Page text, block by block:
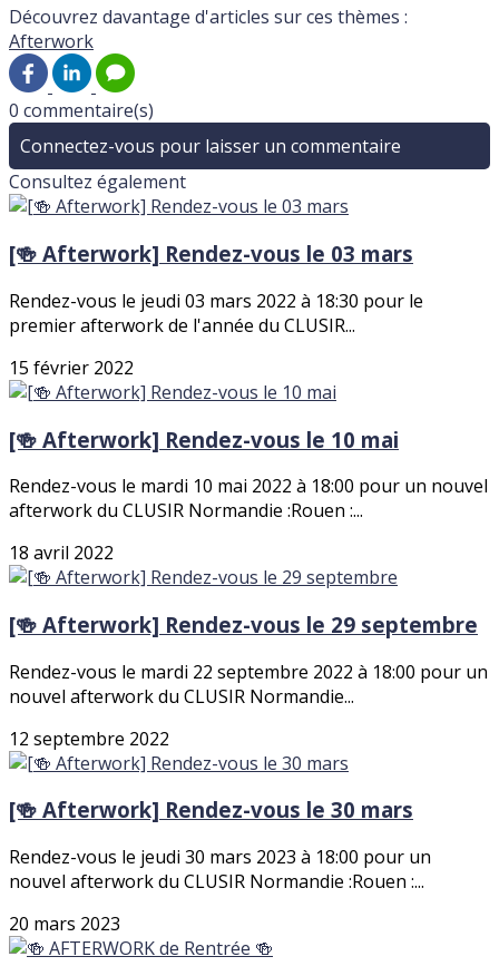
Découvrez davantage d'articles sur ces thèmes :
Afterwork
0 commentaire(s)
Connectez-vous pour laisser un commentaire
Consultez également
[🍻 Afterwork] Rendez-vous le 03 mars
Rendez-vous le jeudi 03 mars 2022 à 18:30 pour le
premier afterwork de l'année du CLUSIR...
15 février 2022
[🍻 Afterwork] Rendez-vous le 10 mai
Rendez-vous le mardi 10 mai 2022 à 18:00 pour un nouvel
afterwork du CLUSIR Normandie :Rouen :...
18 avril 2022
[🍻 Afterwork] Rendez-vous le 29 septembre
Rendez-vous le mardi 22 septembre 2022 à 18:00 pour un
nouvel afterwork du CLUSIR Normandie...
12 septembre 2022
[🍻 Afterwork] Rendez-vous le 30 mars
Rendez-vous le jeudi 30 mars 2023 à 18:00 pour un
nouvel afterwork du CLUSIR Normandie :Rouen :...
20 mars 2023